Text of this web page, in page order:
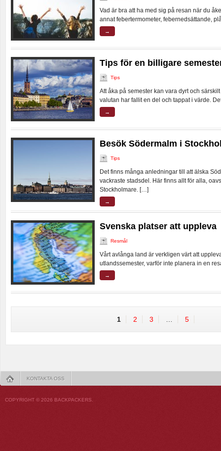
Vad är bra att ha med sig på resan när du
annat febertermometer, febernedsättande,
→
Tips för en billigare
Tips
Att åka på semester kan vara dyrt och
valutan har fallit en del och tappat i värde.
→
Besök Södermalm i
Tips
Det finns många anledningar till att älska
vackraste stadsdel. Här finns allt för alla,
Stockholmare. […]
→
Svenska platser att uppleva
Resmål
Vårt avlånga land är verkligen värt att
utlandssemester, varför inte planera in en
→
1 2 3 5
KONTAKTA OSS
COPYRIGHT © 2026 BACKPACKERS.